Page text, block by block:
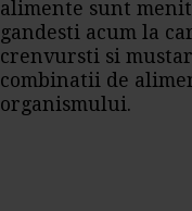
alimente sunt
gandesti acum la
crenvursti si
combinatii de
organismului.